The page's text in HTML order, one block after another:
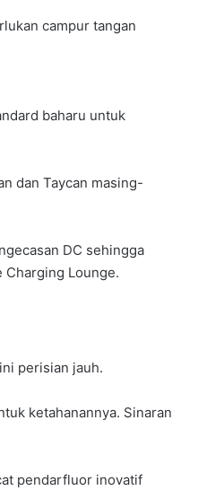
campur tangan
baharu untuk
dan Taycan masing-
DC sehingga
Charging Lounge.
perisian jauh.
ketahanannya. Sinaran
pendarfluor inovatif